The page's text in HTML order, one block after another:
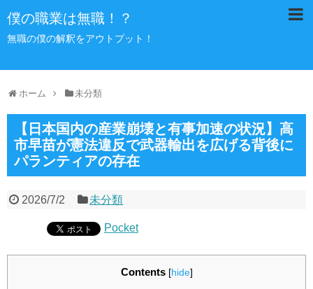
僕の職業は無職！？
無職の僕の解釈をアウトプット！
ホーム 未分類
【日本国内の産業崩壊と有事加速の状況】高
市早苗が憲法違反で武器輸出を広げる背後に
パランティアの存在
2026/7/2 未分類
Pocket
Contents [hide]